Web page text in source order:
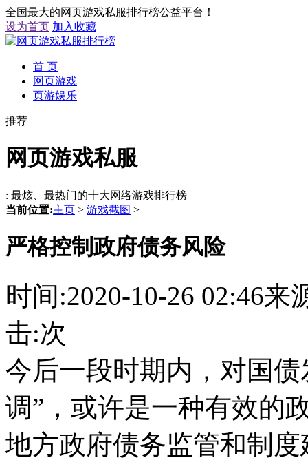
全国最大的网页游戏私服排行榜公益平台！
设为首页 加入收藏
首 页
网页游戏
页游娱乐
推荐
网页游戏私服
: 最炫、最热门的十大网络游戏排行榜
当前位置:主页 > 游戏截图 >
严格控制政府债务风险
时间:2020-10-26 02:46
击:次
今后一段时期内，对国
调”，或许是一种有效的
地方政府债务监管和制